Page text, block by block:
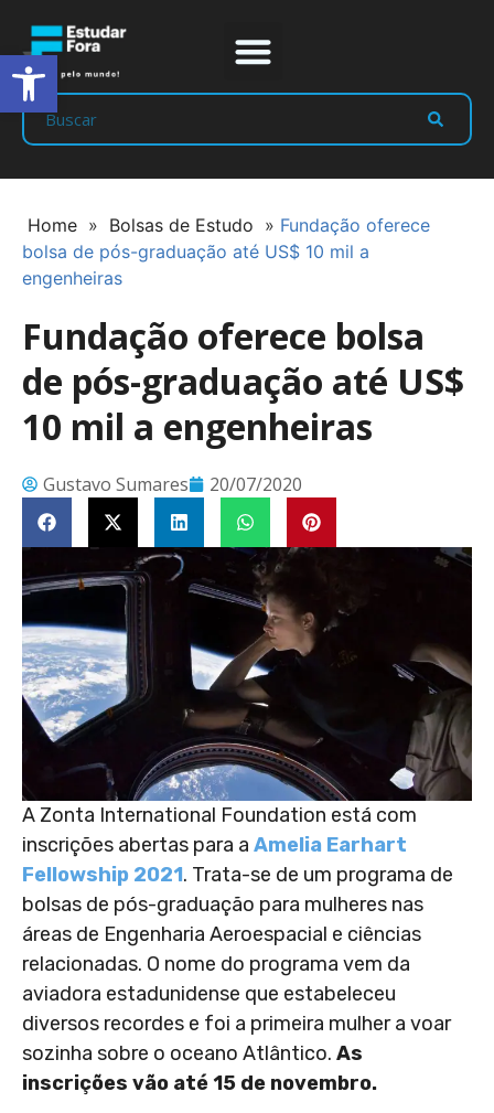
Home » Bolsas de Estudo » Fundação oferece
bolsa de pós-graduação até US$ 10 mil a
engenheiras
Fundação oferece bolsa
de pós-graduação até US$
10 mil a engenheiras
Gustavo Sumares 20/07/2020
A Zonta International Foundation está com
inscrições abertas para a Amelia Earhart
Fellowship 2021. Trata-se de um programa de
bolsas de pós-graduação para mulheres nas
áreas de Engenharia Aeroespacial e ciências
relacionadas. O nome do programa vem da
aviadora estadunidense que estabeleceu
diversos recordes e foi a primeira mulher a voar
sozinha sobre o oceano Atlântico. As
inscrições vão até 15 de novembro.
Abrir a barra de ferramentas